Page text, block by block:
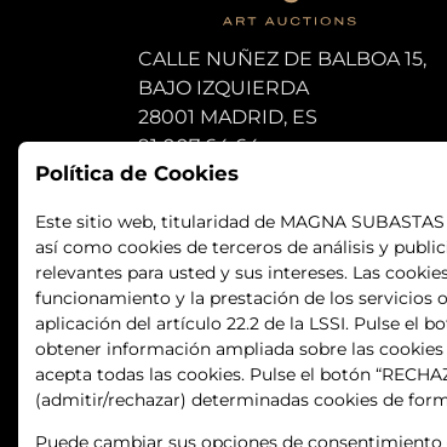
CALLE NUÑEZ DE BALBOA 15,
BAJO IZQUIERDA
28001 MADRID, ES
91 007 64 64
subastas@magna-art.com
Política de Cookies
Este sitio web, titularidad de MAGNA
así como cookies de terceros de análisis y
relevantes para usted y sus intereses. Las
funcionamiento y la prestación de los servicios
aplicación del artículo 22.2 de la LSSI. Pulse el
obtener información ampliada sobre las
acepta todas las cookies. Pulse el botón
(admitir/rechazar) determinadas cookies de
Puede cambiar sus opciones de